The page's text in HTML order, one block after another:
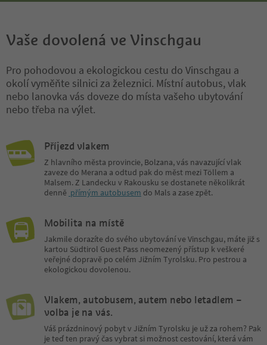
Vaše dovolená ve Vinschgau
Pro pohodovou a ekologickou cestu do Vinschgau a
okolí vyměňte silnici za železnici. Místní autobus, vlak
nebo lanovka vás doveze do místa vašeho ubytování
nebo třeba na výlet.
Příjezd vlakem
Z hlavního města provincie, Bolzana, vás navazující vlak
zaveze do Merana a odtud pak do měst mezi Töllem a
Malsem. Z Landecku v Rakousku se dostanete několikrát
denně přímým autobusem do Mals a zase zpět.
Mobilita na místě
Jakmile dorazíte do svého ubytování ve Vinschgau, máte již s
kartou Südtirol Guest Pass neomezený přístup k veškeré
veřejné dopravě po celém Jižním Tyrolsku. Pro pestrou a
ekologickou dovolenou.
Vlakem, autobusem, autem nebo letadlem –
volba je na vás.
Váš prázdninový pobyt v Jižním Tyrolsku je už za rohem? Pak
je teď ten pravý čas vybrat si možnost cestování, která vám